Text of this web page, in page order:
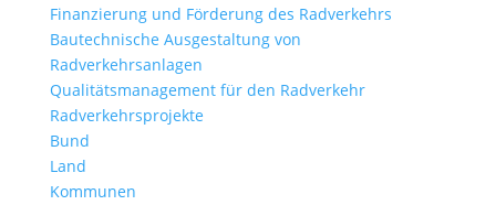
Finanzierung und Förderung des Radverkehrs
Bautechnische Ausgestaltung von
Radverkehrsanlagen
Qualitätsmanagement für den Radverkehr
Radverkehrsprojekte
Bund
Land
Kommunen